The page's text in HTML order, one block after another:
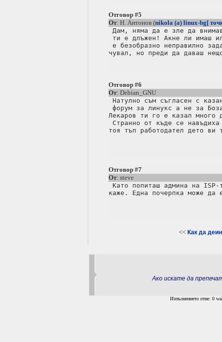
Отговор #5
От: Н. Антонов (nikola (a) linux-bg[
Дам, няма да е зле да
ти е длъжен! Акне ли имаш
е безобразно неправилно
Отговор #6
От: Debian_GNU
Натулно съм съгласен с
форум за линукс а не за
Лекаров ти го е казал много
Странно от къде се
тоя тъп работодател дето ви
Отговор #7
От: steve
Като попиташ админа на
каже. Една почерпка може да
<< Как да
Ако искате да
Изпълнението отне: 0